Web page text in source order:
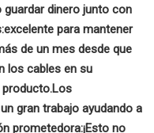
guardar dinero junto con
excelente para mantener
de un mes desde que
los cables en su
producto.Los
gran trabajo ayudando a
prometedora:¡Esto no